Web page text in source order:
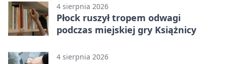
4 sierpnia 2026
Płock ruszył tropem odwagi
podczas miejskiej gry Książnicy
4 sierpnia 2026